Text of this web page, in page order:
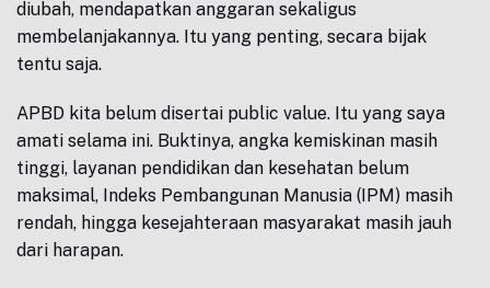
diubah, mendapatkan anggaran sekaligus
membelanjakannya. Itu yang penting, secara bijak
tentu saja.
APBD kita belum disertai public value. Itu yang saya
amati selama ini. Buktinya, angka kemiskinan masih
tinggi, layanan pendidikan dan kesehatan belum
maksimal, Indeks Pembangunan Manusia (IPM) masih
rendah, hingga kesejahteraan masyarakat masih jauh
dari harapan.